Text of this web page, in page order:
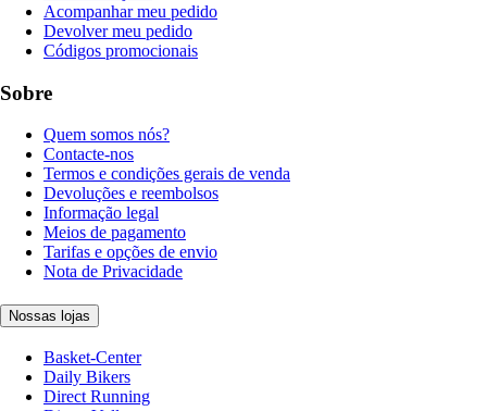
Acompanhar meu pedido
Devolver meu pedido
Códigos promocionais
Sobre
Quem somos nós?
Contacte-nos
Termos e condições gerais de venda
Devoluções e reembolsos
Informação legal
Meios de pagamento
Tarifas e opções de envio
Nota de Privacidade
Nossas lojas
Basket-Center
Daily Bikers
Direct Running